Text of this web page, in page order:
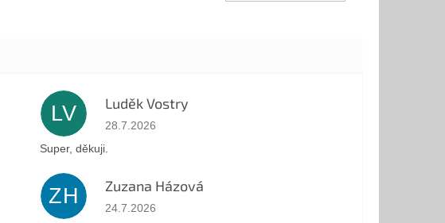
LV Luděk Vostry
Hodnocení obchodu je 5 z 5 hvězdiček.
28.7.2026
Super, děkuji.
ZH Zuzana Házová
Hodnocení obchodu je 5 z 5 hvězdiček.
24.7.2026